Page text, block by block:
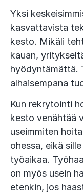
Yksi
kasvattavista
kesto. Mikäli
kauan,
hyödyntämättä.
alhaisempana
Kun rekrytointi
kesto venähtää
useimmiten
ohessa, eikä
työaikaa.
on myös usein
etenkin, jos